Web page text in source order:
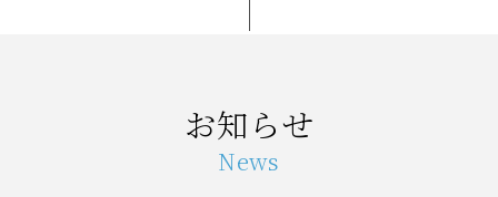
お知らせ
News